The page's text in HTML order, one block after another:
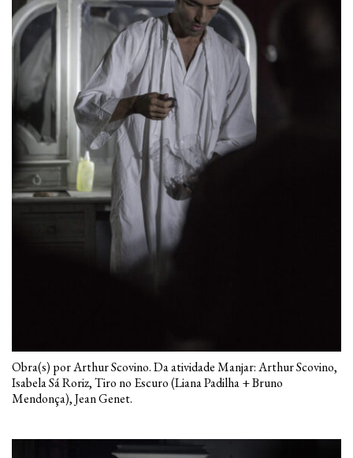
Obra(s) por Arthur Scovino. Da atividade Manjar: Arthur Scovino,
Isabela Sá Roriz, Tiro no Escuro (Liana Padilha + Bruno
Mendonça), Jean Genet.